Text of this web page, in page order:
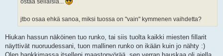
ostaa sellaisia...
jtbo osaa ehkä sanoa, miksi tuossa on "vain" kymmenen vaihdetta?
Hiukan hassun näköinen tuo runko, tai siis tuolta kaikki miesten fillarit
näyttivät nuoruudessani, tuon mallinen runko on ikään kuin jo nähty :)